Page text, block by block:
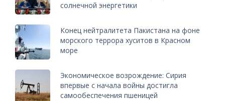
солнечной энергетики
Конец нейтралитета Пакистана на фоне
морского террора хуситов в Красном
море
Экономическое возрождение: Сирия
впервые с начала войны достигла
самообеспечения пшеницей